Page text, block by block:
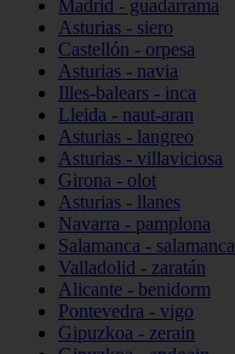
Madrid - guadarrama
Asturias - siero
Castellón - orpesa
Asturias - navia
Illes-balears - inca
Lleida - naut-aran
Asturias - langreo
Asturias - villaviciosa
Girona - olot
Asturias - llanes
Navarra - pamplona
Salamanca - salamanca
Valladolid - zaratán
Alicante - benidorm
Pontevedra - vigo
Gipuzkoa - zerain